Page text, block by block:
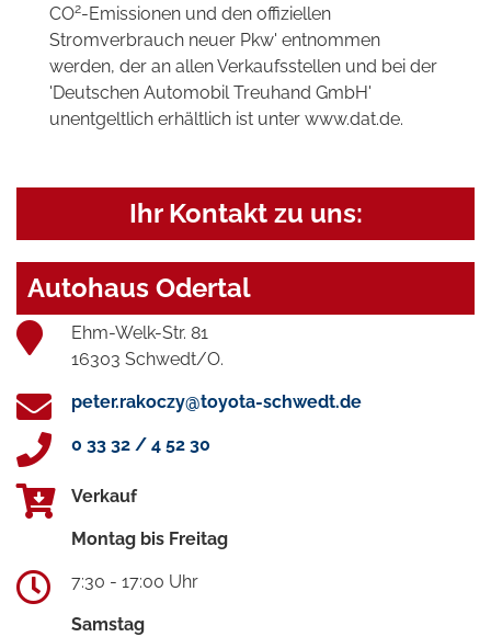
CO2-Emissionen und den offiziellen
Stromverbrauch neuer Pkw' entnommen
werden, der an allen Verkaufsstellen und bei der
'Deutschen Automobil Treuhand GmbH'
unentgeltlich erhältlich ist unter www.dat.de.
Ihr Kontakt zu uns:
Autohaus Odertal
Ehm-Welk-Str. 81
16303 Schwedt/O.
peter.rakoczy@toyota-schwedt.de
0 33 32 / 4 52 30
Verkauf
Montag bis Freitag
7:30 - 17:00 Uhr
Samstag